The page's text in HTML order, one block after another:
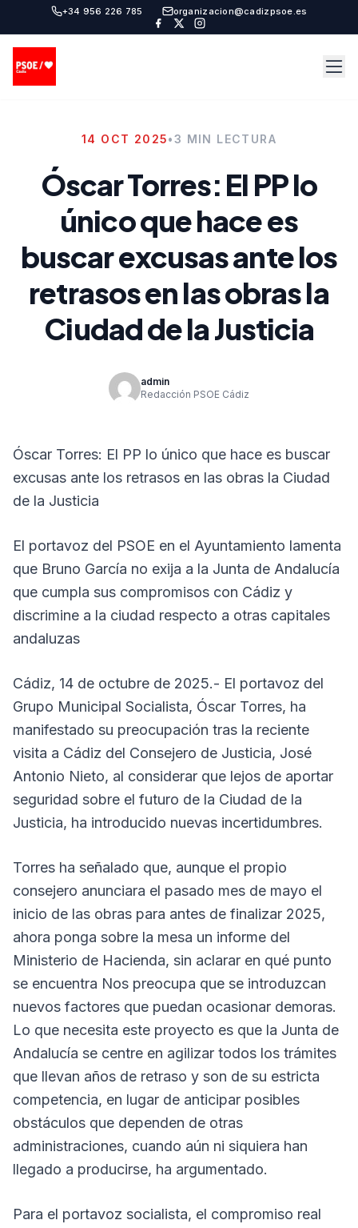
+34 956 226 785 organizacion@cadizpsoe.es
14 OCT 2025•3 MIN LECTURA
Óscar Torres: El PP lo
único que hace es
buscar excusas ante los
retrasos en las obras la
Ciudad de la Justicia
admin
Redacción PSOE Cádiz
Óscar Torres: El PP lo único que hace es buscar
excusas ante los retrasos en las obras la Ciudad
de la Justicia
El portavoz del PSOE en el Ayuntamiento lamenta
que Bruno García no exija a la Junta de Andalucía
que cumpla sus compromisos con Cádiz y
discrimine a la ciudad respecto a otras capitales
andaluzas
Cádiz, 14 de octubre de 2025.- El portavoz del
Grupo Municipal Socialista, Óscar Torres, ha
manifestado su preocupación tras la reciente
visita a Cádiz del Consejero de Justicia, José
Antonio Nieto, al considerar que lejos de aportar
seguridad sobre el futuro de la Ciudad de la
Justicia, ha introducido nuevas incertidumbres.
Torres ha señalado que, aunque el propio
consejero anunciara el pasado mes de mayo el
inicio de las obras para antes de finalizar 2025,
ahora ponga sobre la mesa un informe del
Ministerio de Hacienda, sin aclarar en qué punto
se encuentra Nos preocupa que se introduzcan
nuevos factores que puedan ocasionar demoras.
Lo que necesita este proyecto es que la Junta de
Andalucía se centre en agilizar todos los trámites
que llevan años de retraso y son de su estricta
competencia, en lugar de anticipar posibles
obstáculos que dependen de otras
administraciones, cuando aún ni siquiera han
llegado a producirse, ha argumentado.
Para el portavoz socialista, el compromiso real